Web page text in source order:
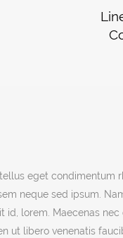
eget condimentum
neque sed ipsum.
id, lorem. Maecenas
ut libero venenatis